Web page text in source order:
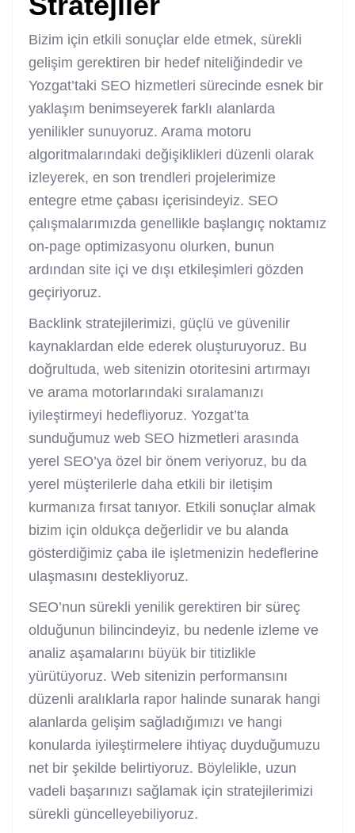
Bizim için etkili sonuçlar elde etmek, sürekli
gelişim gerektiren bir hedef niteliğindedir ve
Yozgat’taki SEO hizmetleri sürecinde esnek bir
yaklaşım benimseyerek farklı alanlarda
yenilikler sunuyoruz. Arama motoru
algoritmalarındaki değişiklikleri düzenli olarak
izleyerek, en son trendleri projelerimize
entegre etme çabası içerisindeyiz. SEO
çalışmalarımızda genellikle başlangıç noktamız
on-page optimizasyonu olurken, bunun
ardından site içi ve dışı etkileşimleri gözden
geçiriyoruz.
Backlink stratejilerimizi, güçlü ve güvenilir
kaynaklardan elde ederek oluşturuyoruz. Bu
doğrultuda, web sitenizin otoritesini artırmayı
ve arama motorlarındaki sıralamanızı
iyileştirmeyi hedefliyoruz. Yozgat’ta
sunduğumuz web SEO hizmetleri arasında
yerel SEO’ya özel bir önem veriyoruz, bu da
yerel müşterilerle daha etkili bir iletişim
kurmanıza fırsat tanıyor. Etkili sonuçlar almak
bizim için oldukça değerlidir ve bu alanda
gösterdiğimiz çaba ile işletmenizin hedeflerine
ulaşmasını destekliyoruz.
SEO’nun sürekli yenilik gerektiren bir süreç
olduğunun bilincindeyiz, bu nedenle izleme ve
analiz aşamalarını büyük bir titizlikle
yürütüyoruz. Web sitenizin performansını
düzenli aralıklarla rapor halinde sunarak hangi
alanlarda gelişim sağladığımızı ve hangi
konularda iyileştirmelere ihtiyaç duyduğumuzu
net bir şekilde belirtiyoruz. Böylelikle, uzun
vadeli başarınızı sağlamak için stratejilerimizi
sürekli güncelleyebiliyoruz.